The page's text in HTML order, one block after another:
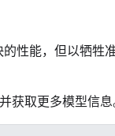
性能，但以牺牲
获取更多模型信息